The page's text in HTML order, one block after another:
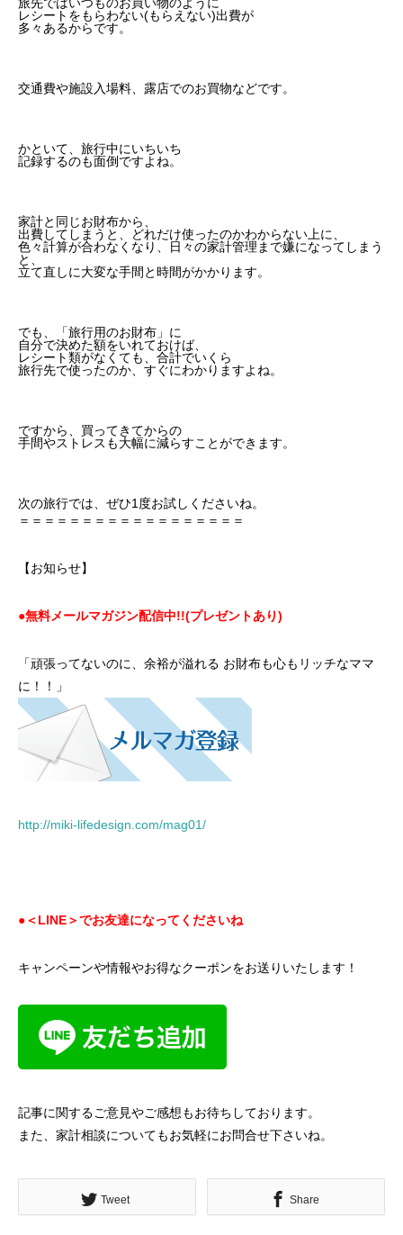
レシートをもらわない(もらえない)出費が
多々あるからです。
交通費や施設入場料、露店でのお買物などです。
かといて、旅行中にいちいち
記録するのも面倒ですよね。
家計と同じお財布から、
出費してしまうと、どれだけ使ったのかわからない上に、
色々計算が合わなくなり、日々の家計管理まで嫌になってしまう
と、
立て直しに大変な手間と時間がかかります。
でも、「旅行用のお財布」に
自分で決めた額をいれておけば、
レシート類がなくても、合計でいくら
旅行先で使ったのか、すぐにわかりますよね。
ですから、買ってきてからの
手間やストレスも大幅に減らすことができます。
次の旅行では、ぜひ1度お試しくださいね。
＝＝＝＝＝＝＝＝＝＝＝＝＝＝＝＝＝＝
【お知らせ】
●無料メールマガジン配信中!!(プレゼントあり)
「頑張ってないのに、余裕が溢れる お財布も心もリッチなママ
に！！」
http://miki-lifedesign.com/mag01/
●＜LINE＞でお友達になってくださいね
キャンペーンや情報やお得なクーポンをお送りいたします！
記事に関するご意見やご感想もお待ちしております。
また、家計相談についてもお気軽にお問合せ下さいね。
Tweet Share